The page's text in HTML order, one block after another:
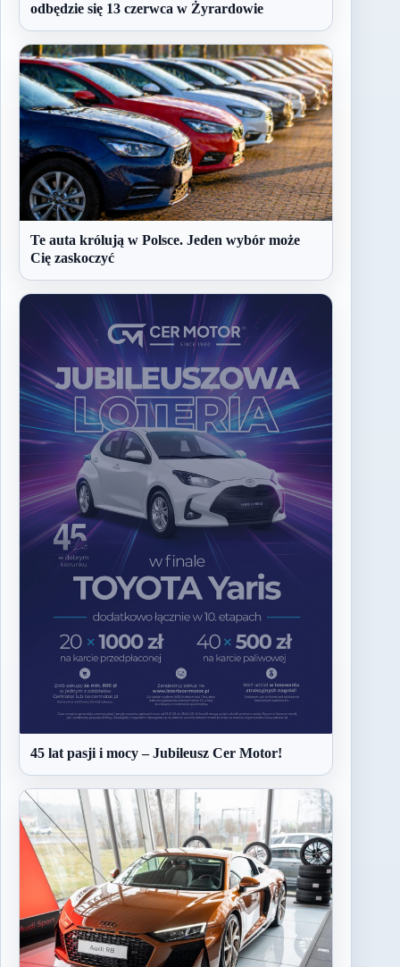
odbędzie się 13 czerwca w Żyrardowie
Te auta królują w Polsce. Jeden wybór może
Cię zaskoczyć
45 lat pasji i mocy – Jubileusz Cer Motor!